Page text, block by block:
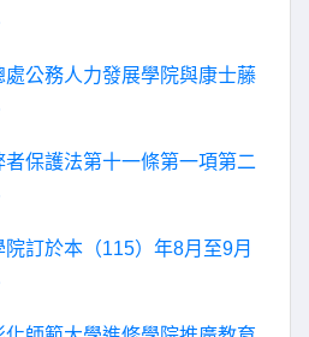
公務人力發展學院與康士藤
保護法第十一條第一項第二
訂於本（115）年8月至9月